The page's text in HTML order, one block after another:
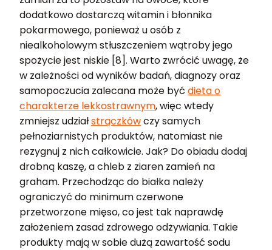
dodatkowo dostarczą witamin i błonnika
pokarmowego, ponieważ u osób z
niealkoholowym stłuszczeniem wątroby jego
spożycie jest niskie [8]. Warto zwrócić uwagę, że
w zależności od wyników badań, diagnozy oraz
samopoczucia zalecana może być dieta o
charakterze lekkostrawnym, więc wtedy
zmniejsz udziałstrączkówczy samych
pełnoziarnistych produktów, natomiast nie
rezygnuj z nich całkowicie. Jak? Do obiadu dodaj
drobną kaszę, a chleb z ziaren zamień na
graham. Przechodząc do białka należy
ograniczyć do minimum czerwone
przetworzone mięso, co jest tak naprawdę
założeniem zasad zdrowego odżywiania. Takie
produkty mają w sobie dużą zawartość sodu